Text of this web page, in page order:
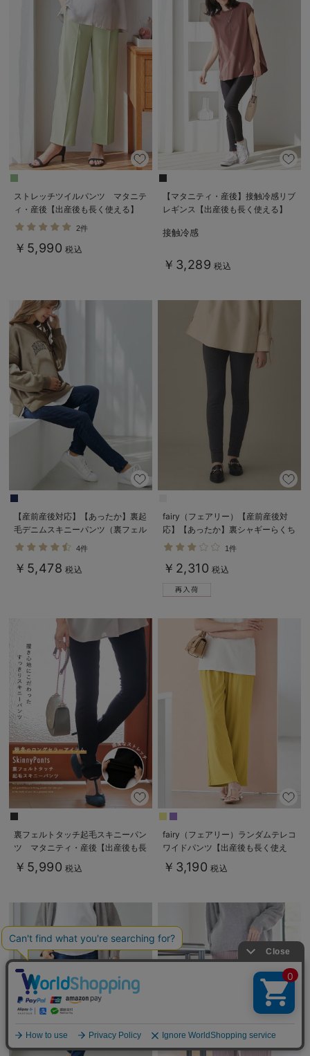
ストレッチツイルパンツ マタニテ
ィ・産後【出産後も長く使える】
2件
￥5,990 税込
【マタニティ・産後】接触冷感リブ
レギンス【出産後も長く使える】
接触冷感
￥3,289 税込
【産前産後対応】【あったか】裏起
毛デニムスキニーパンツ（裏フェル
トタッチ ）【出産後も長く使え
4件
￥5,478 税込
fairy（フェアリー）【産前産後対
応】【あったか】裏シャギーらくち
んレギンスパンツ【出産後も長く使
1件
￥2,310 税込
裏フェルトタッチ起毛スキニーパン
ツ マタニティ・産後【出産後も長
く使える】
￥5,990 税込
fairy（フェアリー）ランダムテレコ
ワイドパンツ【出産後も長く使え
る】
￥3,190 税込